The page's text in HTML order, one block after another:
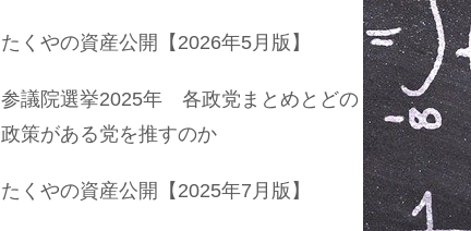
たくやの資産公開【2026年5月版】
参議院選挙2025年 各政党まとめとどの
政策がある党を推すのか
たくやの資産公開【2025年7月版】